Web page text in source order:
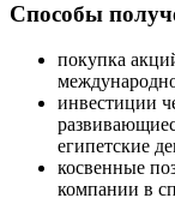
Способы
покупка
инвестиции
египетские
косвенные
компании в